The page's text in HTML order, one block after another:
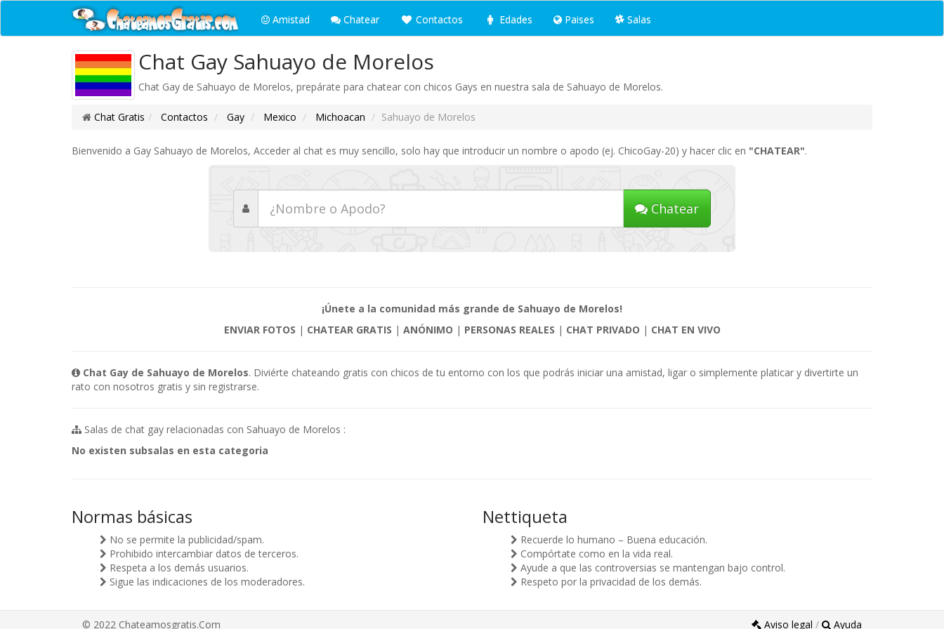
Amistad Chatear Contactos Edades Paises Salas
Chat Gay Sahuayo de Morelos
Chat Gay de Sahuayo de Morelos, prepárate para chatear con chicos Gays en nuestra sala de Sahuayo de Morelos.
Chat Gratis Contactos Gay Mexico Michoacan Sahuayo de Morelos
Bienvenido a Gay Sahuayo de Morelos, Acceder al chat es muy sencillo, solo hay que introducir un nombre o apodo (ej. ChicoGay-20) y hacer clic en "CHATEAR".
Chatear
¡Únete a la comunidad más grande de Sahuayo de Morelos!
ENVIAR FOTOS | CHATEAR GRATIS | ANÓNIMO | PERSONAS REALES | CHAT PRIVADO | CHAT EN VIVO
Chat Gay de Sahuayo de Morelos. Diviérte chateando gratis con chicos de tu entorno con los que podrás iniciar una amistad, ligar o simplemente platicar y divertirte un
rato con nosotros gratis y sin registrarse.
Salas de chat gay relacionadas con Sahuayo de Morelos :
No existen subsalas en esta categoria
Normas básicas
No se permite la publicidad/spam.
Prohibido intercambiar datos de terceros.
Respeta a los demás usuarios.
Sigue las indicaciones de los moderadores.
Nettiqueta
Recuerde lo humano – Buena educación.
Compórtate como en la vida real.
Ayude a que las controversias se mantengan bajo control.
Respeto por la privacidad de los demás.
© 2022 Chateamosgratis.Com Aviso legal / Ayuda